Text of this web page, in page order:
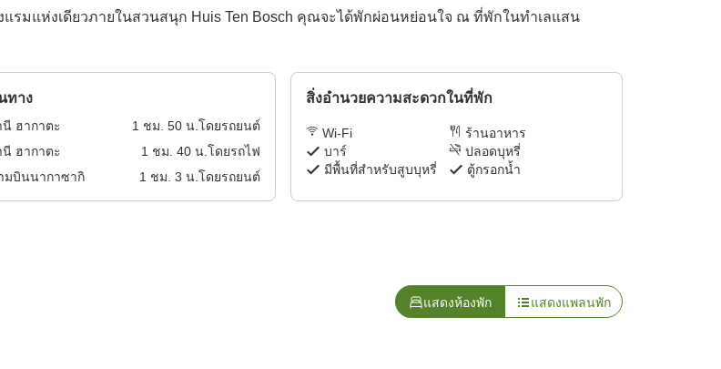
แรมแห่งเดียวภายในสวนสนุก Huis Ten Bosch คุณจะได้พักผ่อนหย่อนใจ ณ ที่พักในทำเลแสน
ทาง
นี ฮากาตะ 1 ชม. 50น.โดยรถยนต์
นี ฮากาตะ
1 ชม. 40น.โดยรถไฟ
มบินนากาซากิ
1 ชม. 3 น.โดยรถยนต์
สิ่งอำนวยความสะดวกในที่พัก
Wi-Fi
ร้านอาหาร
บาร์
ปลอดบุหรี่
มีพื้นที่สำหรับสูบบุหรี่
ตู้กรอกน้ำ
แสดงห้องพัก แสดงแพลนพัก